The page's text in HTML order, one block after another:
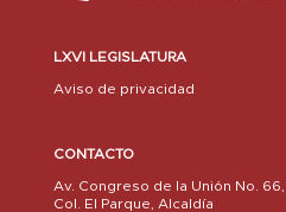
LXVI LEGISLATURA
Aviso de privacidad
CONTACTO
Av. Congreso de la Unión No. 66,
Col. El Parque, Alcaldía